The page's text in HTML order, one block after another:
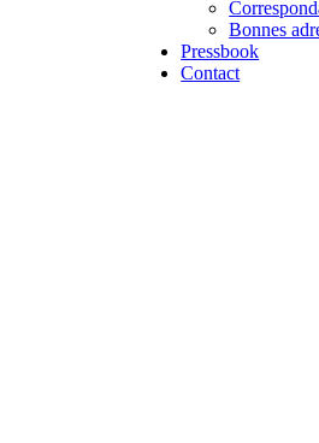
Bonnes
Pressbook
Contact